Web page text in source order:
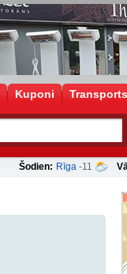
Kuponi Transports
Šodien: Rīga -11